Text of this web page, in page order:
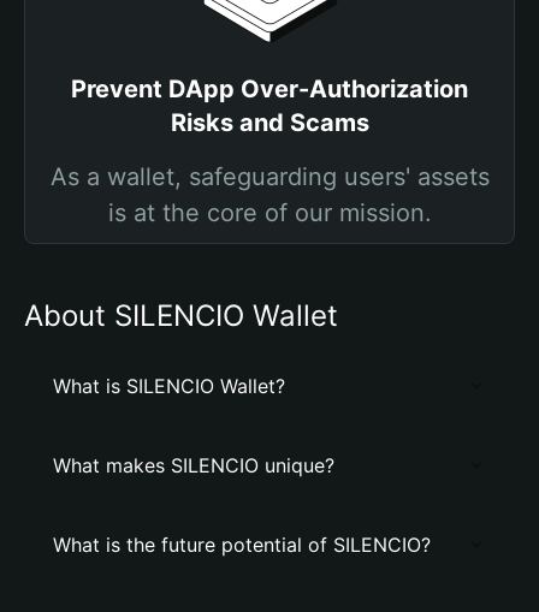
Prevent DApp Over-Authorization
Risks and Scams
As a wallet, safeguarding users' assets
is at the core of our mission.
About SILENCIO Wallet
What is SILENCIO Wallet?
What makes SILENCIO unique?
What is the future potential of SILENCIO?